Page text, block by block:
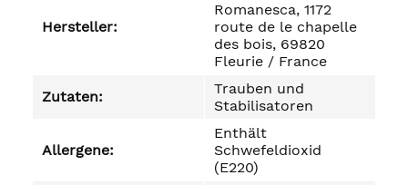
Hersteller:
Romanesca, 1172
route de le chapelle
des bois, 69820
Fleurie / France
Zutaten:
Trauben und
Stabilisatoren
Allergene:
Enthält
Schwefeldioxid
(E220)